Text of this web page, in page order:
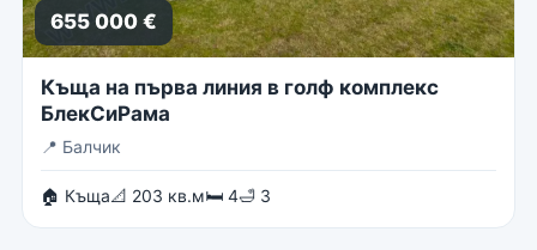
655 000 €
Къща на първа линия в голф комплекс
БлекСиРама
📍 Балчик
🏠 Къща📐 203 кв.м🛏 4🛁 3